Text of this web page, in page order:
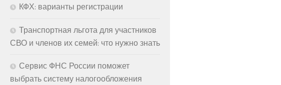
КФХ: варианты регистрации
Транспортная льгота для участников
СВО и членов их семей: что нужно знать
Сервис ФНС России поможет
выбрать систему налогообложения